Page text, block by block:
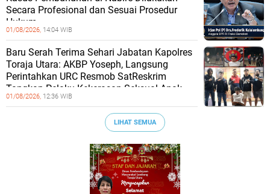
Secara Profesional dan Sesuai Prosedur
Hukum
01/08/2026, 14:04 WIB
Baru Serah Terima Sehari Jabatan Kapolres
Toraja Utara: AKBP Yoseph, Langsung
Perintahkan URC Resmob SatReskrim
Tangkap Pelaku Kekerasan Seksual Anak
01/08/2026, 12:36 WIB
LIHAT SEMUA